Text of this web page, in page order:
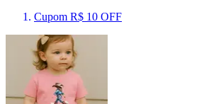
Cupom R$ 10 OFF